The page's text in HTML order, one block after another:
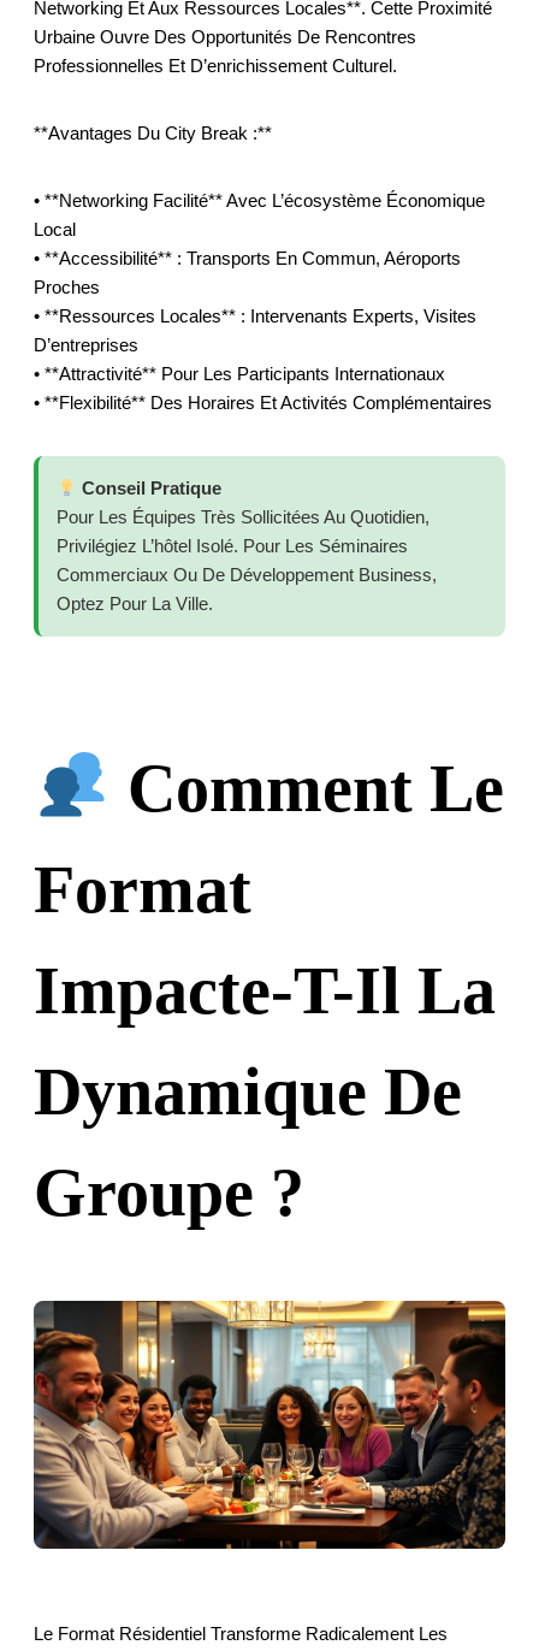
Networking Et Aux Ressources Locales**. Cette Proximité
Urbaine Ouvre Des Opportunités De Rencontres
Professionnelles Et D’enrichissement Culturel.
**Avantages Du City Break :**
• **Networking Facilité** Avec L’écosystème Économique
Local
• **Accessibilité** : Transports En Commun, Aéroports
Proches
• **Ressources Locales** : Intervenants Experts, Visites
D’entreprises
• **Attractivité** Pour Les Participants Internationaux
• **Flexibilité** Des Horaires Et Activités Complémentaires
Conseil Pratique
Pour Les Équipes Très Sollicitées Au Quotidien,
Privilégiez L’hôtel Isolé. Pour Les Séminaires
Commerciaux Ou De Développement Business,
Optez Pour La Ville.
Comment Le
Format
Impacte-T-Il La
Dynamique De
Groupe ?
Le Format Résidentiel Transforme Radicalement Les